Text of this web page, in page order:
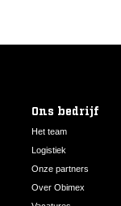
Ons bedrijf
Het team
Logistiek
Onze partners
Over Obimex